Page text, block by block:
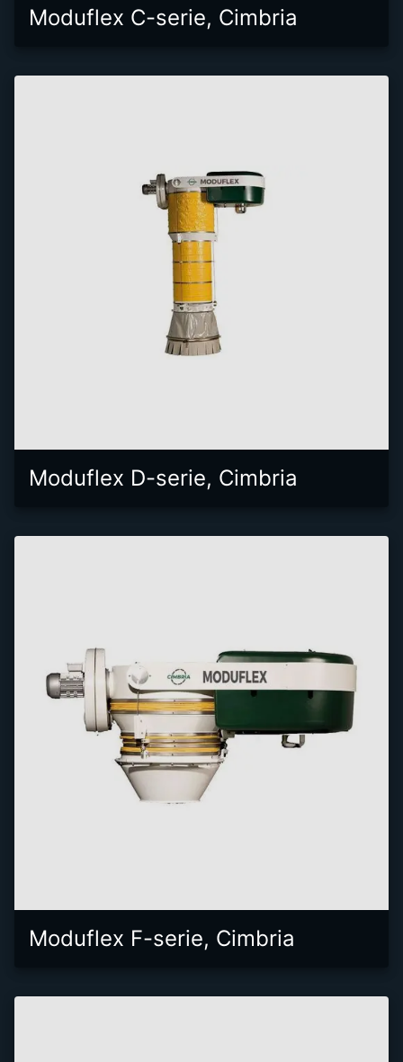
Moduflex C-serie, Cimbria
Moduflex D-serie, Cimbria
Moduflex F-serie, Cimbria